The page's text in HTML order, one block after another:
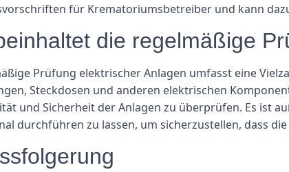
für Krematoriumsbetreiber und kann
die regelmäßige
Prüfung elektrischer Anlagen umfasst eine
Steckdosen und anderen elektrischen
und Sicherheit der Anlagen zu überprüfen. Es ist
durchführen zu lassen, um sicherzustellen, dass